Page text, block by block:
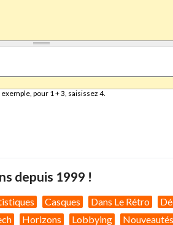
pour 1 + 3, saisissez 4.
depuis 1999 !
Casques Dans Le Rétro
Horizons Lobbying